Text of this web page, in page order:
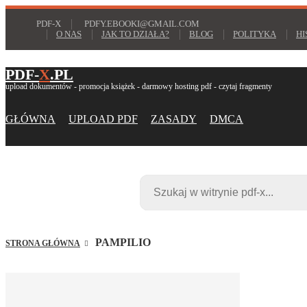
PDF-X
PDFY.EBOOKI@GMAIL.COM
O NAS
JAK TO DZIAŁA? BLOG POLITYKA
PDF-X.PL
upload dokumentów - promocja książek - darmowy hosting pdf - czytaj fragmenty
GŁÓWNA UPLOAD PDF ZASADY DMCA
STRONA GŁÓWNA PAMPILIO